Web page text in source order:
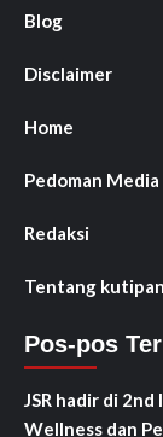
Blog
Disclaimer
Home
Pedoman Media
Redaksi
Tentang
Pos-pos
JSR hadir di
Wellness dan